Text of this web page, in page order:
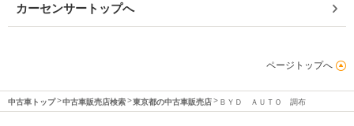
カーセンサートップへ
ページトップへ
中古車トップ 中古車販売店検索 東京都の中古車販売店 ＢＹＤ ＡＵＴＯ 調布